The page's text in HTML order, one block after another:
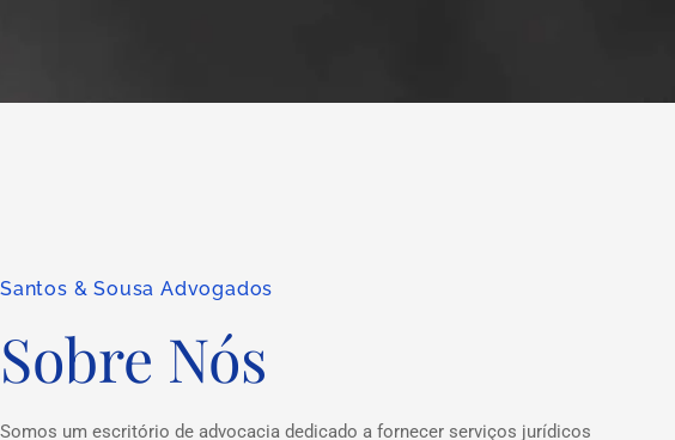
Santos & Sousa Advogados
Sobre Nós
Somos um escritório de advocacia dedicado a fornecer serviços jurídicos